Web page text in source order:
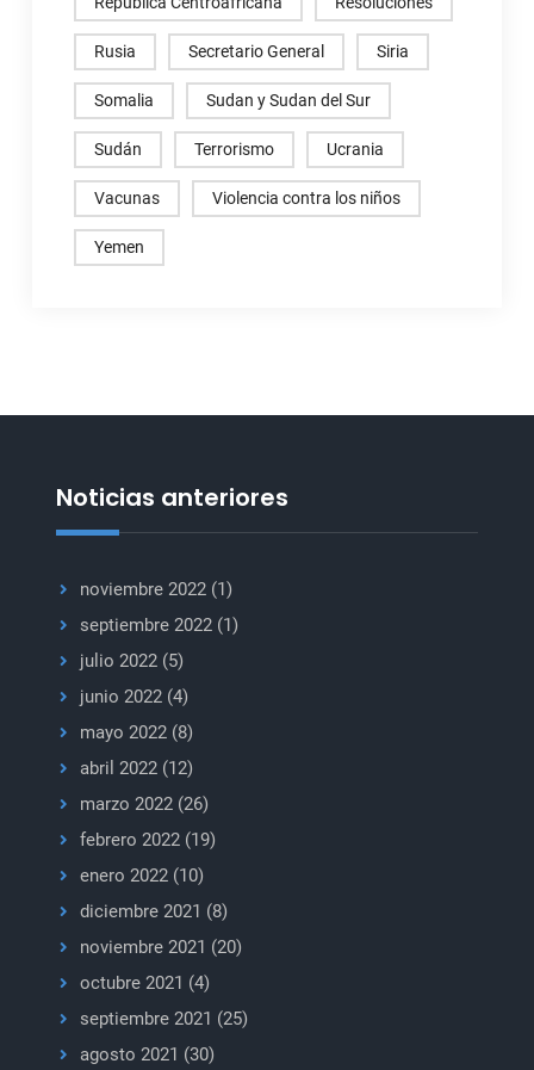
Rusia Secretario General Siria
Somalia Sudan y Sudan del Sur
Sudán Terrorismo Ucrania
Vacunas Violencia contra los niños
Yemen
Noticias anteriores
noviembre 2022(1)
septiembre 2022(1)
julio 2022(5)
junio 2022(4)
mayo 2022(8)
abril 2022(12)
marzo 2022(26)
febrero 2022(19)
enero 2022(10)
diciembre 2021 (8)
noviembre 2021 (20)
octubre 2021 (4)
septiembre 2021 (25)
agosto 2021 (30)